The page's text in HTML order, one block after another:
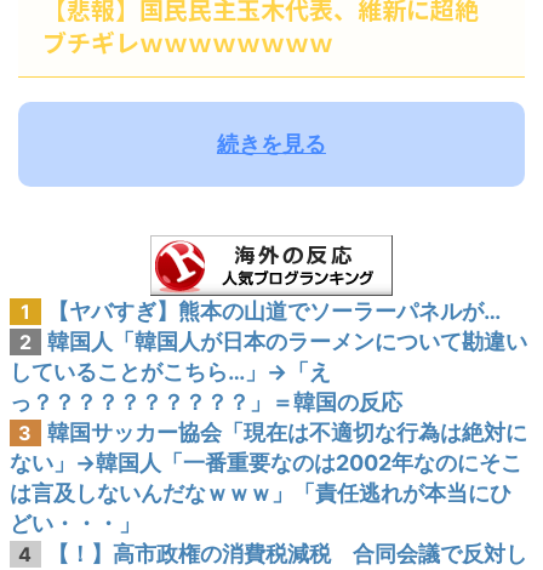
【悲報】国民民主玉木代表、維新に超絶
ブチギレｗｗｗｗｗｗｗｗ
続きを見る
1 【ヤバすぎ】熊本の山道でソーラーパネルが…
2
韓国人「韓国人が日本のラーメンについて勘違い
していることがこちら…」→「え
っ？？？？？？？？？？」＝韓国の反応
3
韓国サッカー協会「現在は不適切な行為は絶対に
ない」→韓国人「一番重要なのは2002年なのにそこ
は言及しないんだなｗｗｗ」「責任逃れが本当にひ
どい・・・」
4
【！】高市政権の消費税減税 合同会議で反対し